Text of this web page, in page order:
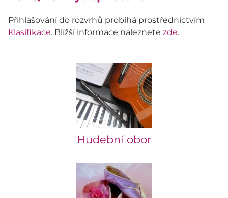
Přihlašování do rozvrhů probíhá prostřednictvím
Klasifikace. Bližší informace naleznete zde.
Hudební obor